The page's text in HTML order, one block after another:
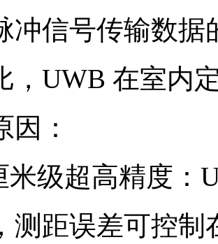
冲信号传输数
，UWB 在室内
因：
超高精度：
测距误差可控制